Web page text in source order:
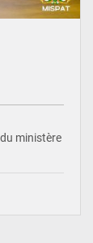
ministère